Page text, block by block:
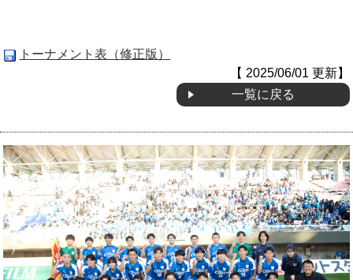
トーナメント表（修正版）
【 2025/06/01 更新】
一覧に戻る